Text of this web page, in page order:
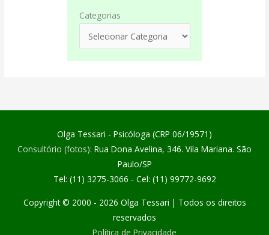
Categorias
Olga Tessari - Psicóloga (CRP 06/19571)
Consultório (fotos): Rua Dona Avelina, 346. Vila Mariana. São
Paulo/SP
Tel: (11) 3275-3066 - Cel: (11) 99772-9692
Copyright © 2000 - 2026 Olga Tessari | Todos os direitos
reservados
Política de Privacidade